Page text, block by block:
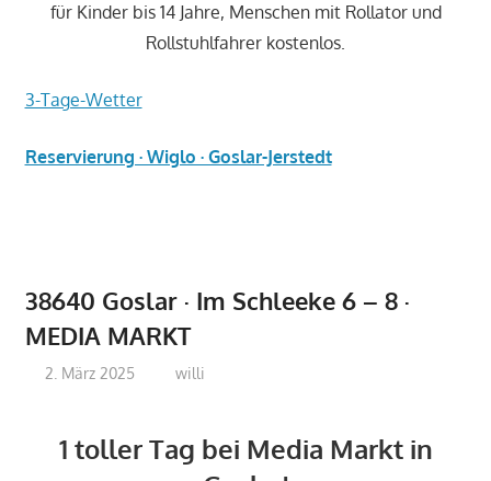
für Kinder bis 14 Jahre, Menschen mit Rollator und
Rollstuhlfahrer kostenlos.
3-Tage-Wetter
Reservierung · Wiglo · Goslar-Jerstedt
38640 Goslar · Im Schleeke 6 – 8 ·
MEDIA MARKT
2. März 2025 willi
1 toller Tag bei Media Markt in